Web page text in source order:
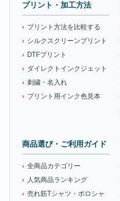
プリント・加工方法
プリント方法を比較する
シルクスクリーンプリント
DTFプリント
ダイレクトインクジェット
刺繍・名入れ
プリント用インク色見本
商品選び・ご利用ガイド
全商品カテゴリー
人気商品ランキング
売れ筋Tシャツ・ポロシャ